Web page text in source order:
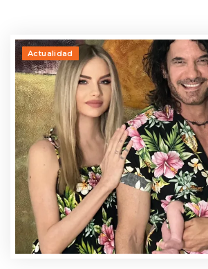
Actualidad